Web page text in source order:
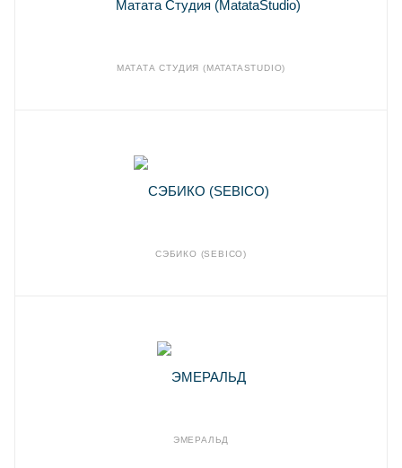
МАТАТА СТУДИЯ (MATATASTUDIO)
СЭБИКО (SEBICO)
ЭМЕРАЛЬД